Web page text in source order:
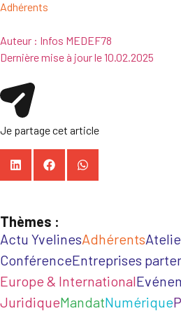
Adhérents
Auteur : Infos MEDEF78
Dernière mise à jour le10.02.2025
Je partage cet article
Thèmes :
Actu YvelinesAdhérents
ConférenceEntreprises
Europe & International
JuridiqueMandatNumérique